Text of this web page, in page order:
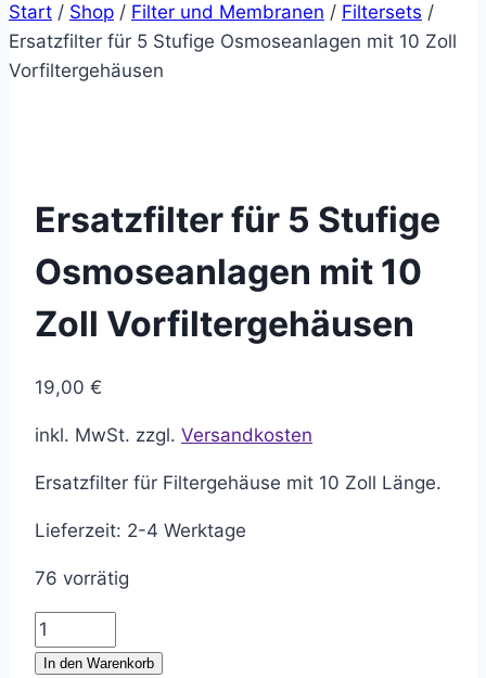
Start / Shop / Filter und Membranen / Filtersets /
Ersatzfilter für 5 Stufige Osmoseanlagen mit 10 Zoll
Vorfiltergehäusen
Ersatzfilter für 5 Stufige
Osmoseanlagen mit 10
Zoll Vorfiltergehäusen
19,00 €
inkl. MwSt. zzgl. Versandkosten
Ersatzfilter für Filtergehäuse mit 10 Zoll Länge.
Lieferzeit: 2-4 Werktage
76 vorrätig
Ersatzfilter
fürIn den Warenkorb